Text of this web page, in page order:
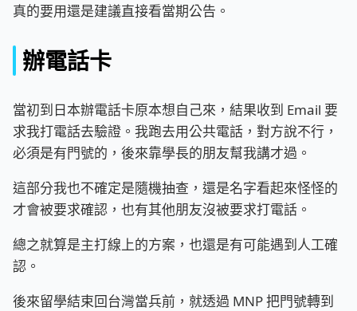
真的要用還是建議直接看當期公告。
辦電話卡
當初到日本辦電話卡原本想自己來，結果收到 Email 要
求我打電話去驗證。我跑去用公共電話，對方說不行，
必須是有門號的，後來靠學長的朋友幫我講才過。
這部分我也不確定是隨機抽查，還是名字看起來怪怪的
才會被要求確認，也有其他朋友沒被要求打電話。
總之就算是主打線上的方案，也還是有可能遇到人工確
認。
後來留學結束回台灣當兵前，就透過 MNP 把門號轉到